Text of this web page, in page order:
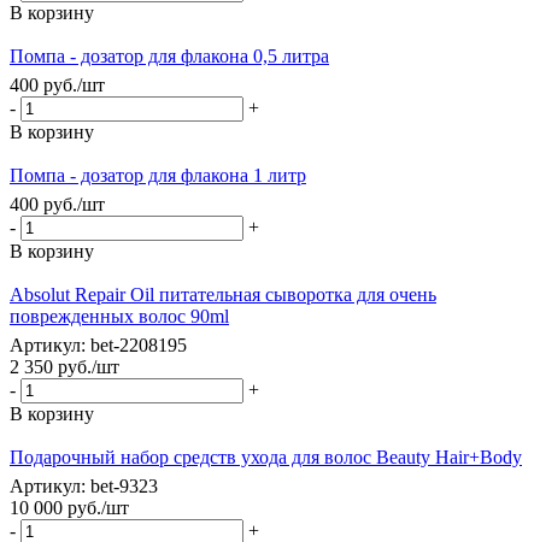
В корзину
Помпа - дозатор для флакона 0,5 литра
400 руб./шт
-
+
В корзину
Помпа - дозатор для флакона 1 литр
400 руб./шт
-
+
В корзину
Absolut Repair Oil питательная сыворотка для очень
поврежденных волос 90ml
Артикул: bet-2208195
2 350 руб./шт
-
+
В корзину
Подарочный набор средств ухода для волос Beauty Hair+Body
Артикул: bet-9323
10 000 руб./шт
-
+